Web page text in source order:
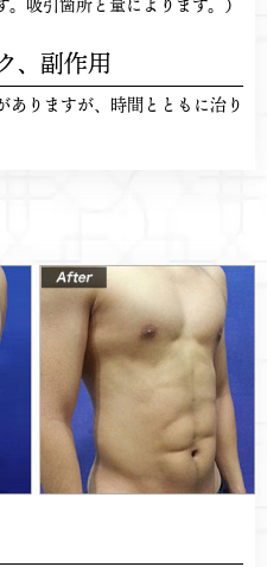
副作用
ありますが、時間とともに治り